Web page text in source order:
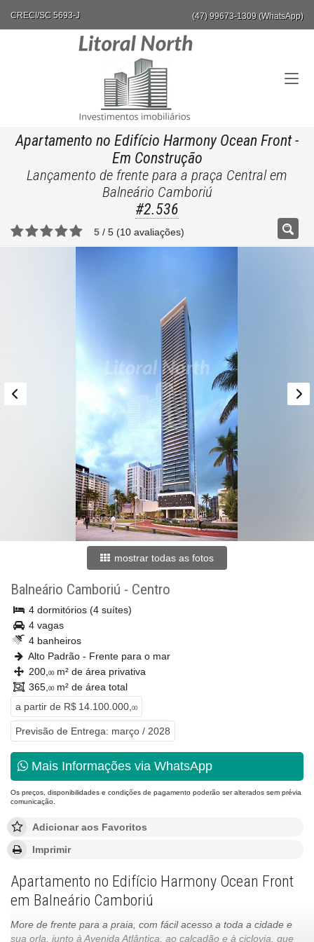
CRECI/SC 5693-J (47) 99673-1309 (WhatsApp)
Apartamento no Edifício Harmony Ocean Front-
Em Construção
Lançamento de frente para a praça Central em
Balneário Camboriú
#2.536
5 / 5 (10 avaliações)
mostrar todas as fotos
Balneário Camboriú - Centro
4 dormitórios (4 suítes)
4 vagas
4 banheiros
Alto Padrão - Frente para o mar
200, 00m² de área privativa
365, 00m² de área total
a partir de R$ 14.100.000, 00
Previsão de Entrega: março / 2028
Mais Informações via WhatsApp
Os preços, disponibilidades e condições de pagamento poderão ser alterados sem prévia
comunicação.
Adicionar aos Favoritos
Imprimir
Apartamento no Edifício Harmony Ocean Front
em Balneário Camboriú
More de frente para a praia, com fácil acesso a toda a cidade e
sua orla, junto à Avenida Atlântica, ao calçadão e à ciclovia, que